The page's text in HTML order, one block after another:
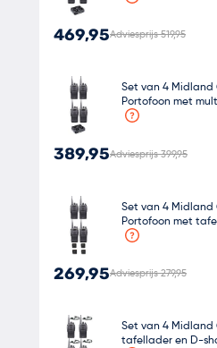
469,95Adviesprijs 519,95
Set van 4 Midland
Portofoon met
389,95Adviesprijs 399,95
Set van 4 Midland
Portofoon met
269,95Adviesprijs 279,95
Set van 4 Midland
tafellader en D-